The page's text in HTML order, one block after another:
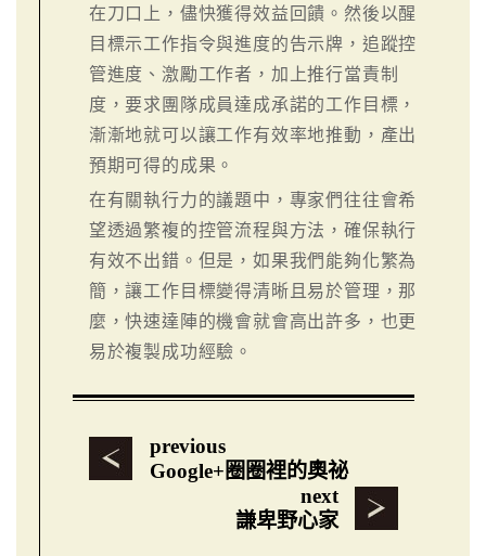
在刀口上，儘快獲得效益回饋。然後以醒
目標示工作指令與進度的告示牌，追蹤控
管進度、激勵工作者，加上推行當責制
度，要求團隊成員達成承諾的工作目標，
漸漸地就可以讓工作有效率地推動，產出
預期可得的成果。
在有關執行力的議題中，專家們往往會希
望透過繁複的控管流程與方法，確保執行
有效不出錯。但是，如果我們能夠化繁為
簡，讓工作目標變得清晰且易於管理，那
麼，快速達陣的機會就會高出許多，也更
易於複製成功經驗。
previous
Google+圈圈裡的奧祕
next
謙卑野心家